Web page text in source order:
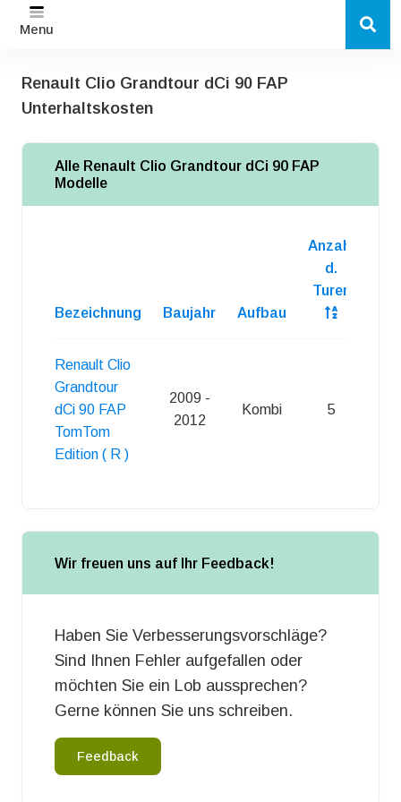
Menu
Renault Clio Grandtour dCi 90 FAP
Unterhaltskosten
Alle Renault Clio Grandtour dCi 90 FAP
Modelle
Bezeichnung Baujahr Aufbau
Anzahl
d.
Turen
Renault Clio
Grandtour
dCi 90 FAP
TomTom
Edition ( R )
2009 -
2012
Kombi 5
Wir freuen uns auf Ihr Feedback!
Haben Sie Verbesserungsvorschläge?
Sind Ihnen Fehler aufgefallen oder
möchten Sie ein Lob aussprechen?
Gerne können Sie uns schreiben.
Feedback